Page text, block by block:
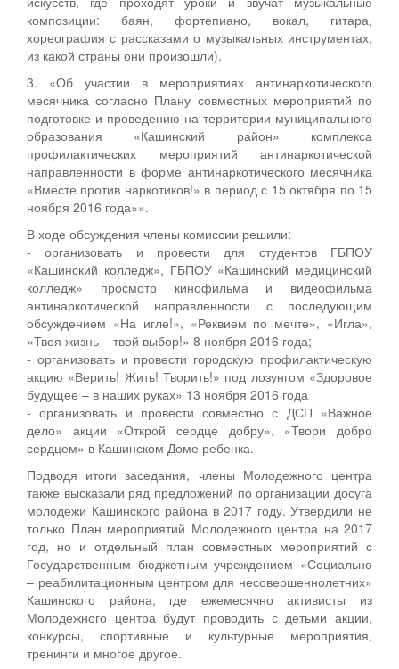
композиции: баян, фортепиано, вокал, гитара,
хореография с рассказами о музыкальных инструментах,
из какой страны они произошли).
3. «Об участии в мероприятиях антинаркотического
месячника согласно Плану совместных мероприятий по
подготовке и проведению на территории муниципального
образования «Кашинский район» комплекса
профилактических мероприятий антинаркотической
направленности в форме антинаркотического месячника
«Вместе против наркотиков!» в период с 15 октября по 15
ноября 2016 года»».
В ходе обсуждения члены комиссии решили:
- организовать и провести для студентов ГБПОУ
«Кашинский колледж», ГБПОУ «Кашинский медицинский
колледж» просмотр кинофильма и видеофильма
антинаркотической направленности с последующим
обсуждением «На игле!», «Реквием по мечте», «Игла»,
«Твоя жизнь – твой выбор!» 8 ноября 2016 года;
- организовать и провести городскую профилактическую
акцию «Верить! Жить! Творить!» под лозунгом «Здоровое
будущее – в наших руках» 13 ноября 2016 года
- организовать и провести совместно с ДСП «Важное
дело» акции «Открой сердце добру», «Твори добро
сердцем» в Кашинском Доме ребенка.
Подводя итоги заседания, члены Молодежного центра
также высказали ряд предложений по организации досуга
молодежи Кашинского района в 2017 году. Утвердили не
только План мероприятий Молодежного центра на 2017
год, но и отдельный план совместных мероприятий с
Государственным бюджетным учреждением «Социально
– реабилитационным центром для несовершеннолетних»
Кашинского района, где ежемесячно активисты из
Молодежного центра будут проводить с детьми акции,
конкурсы, спортивные и культурные мероприятия,
тренинги и многое другое.